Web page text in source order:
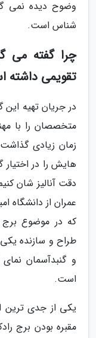
وضوح دیده نمی
شناس است.
چرا گفته می
تقویمی داشته
در جریان تهیه
متخصصان را با
زمان زیادی
هایش را در اختیار
دقت آنالیز شان
که در موضوع
طراح و سازنده
و گنبدآسمان
است.
یکی از جدی ترین
مقبره بودن برج